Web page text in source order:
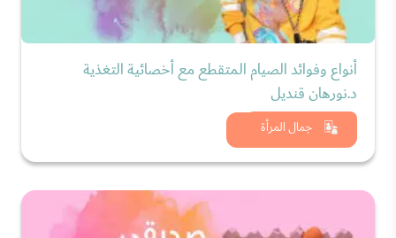
جمال المرأة
أنواع وفوائد الصيام المتقطع مع أخصائية التغذية
د.نورهان قنديل
شاهد الان